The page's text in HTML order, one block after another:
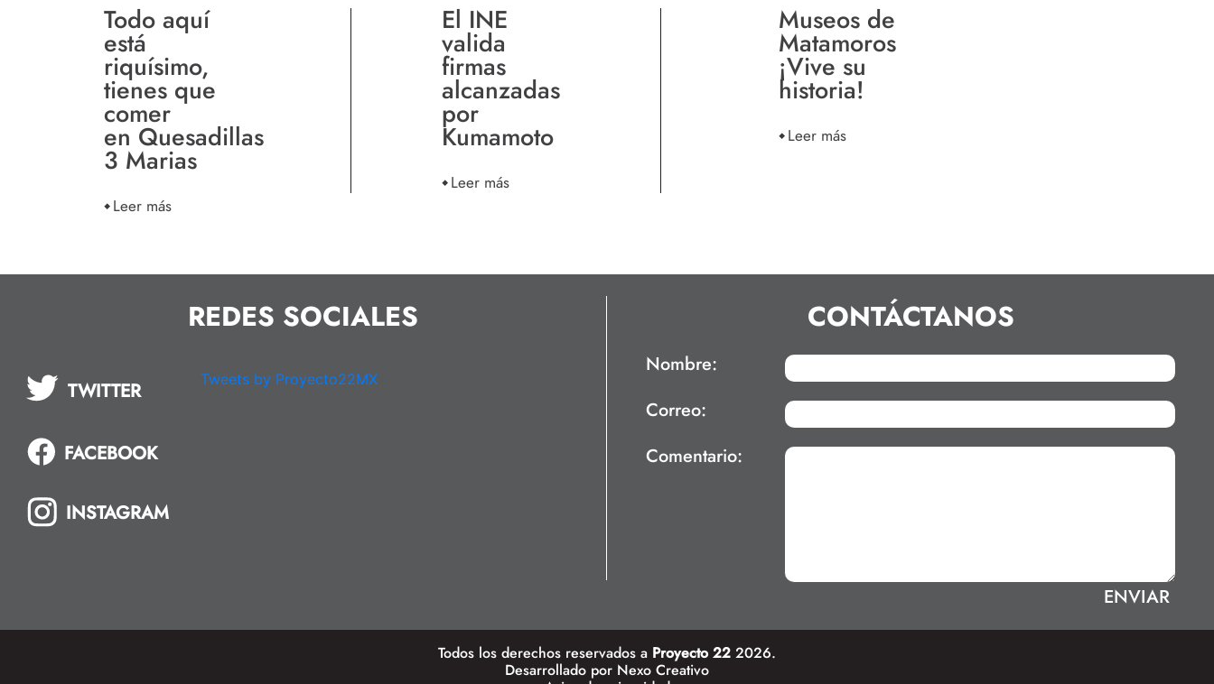
Todo aquí
está
riquísimo,
tienes que
comer
en Quesadillas
3 Marias
Leer más
El INE
valida
firmas
alcanzadas
por
Kumamoto
Leer más
Museos de
Matamoros
¡Vive su
historia!
Leer más
REDES SOCIALES
TWITTER
FACEBOOK
INSTAGRAM
Tweets by Proyecto22MX
CONTÁCTANOS
Nombre:
Correo:
Comentario:
Todos los derechos reservados a Proyecto 22 2026.
Desarrollado por Nexo Creativo